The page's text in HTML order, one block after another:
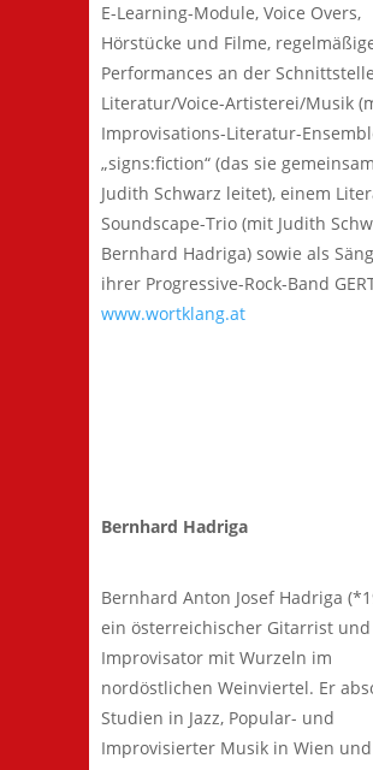
E-Learning-Module, Voice Overs,
Hörstücke und Filme,
Performances an der Schnittstelle
Literatur/Voice-Artisterei/Musik
Improvisations-Literatur-
„signs:fiction“ (das sie
Judith Schwarz leitet), einem
Soundscape-Trio (mit Judith
Bernhard Hadriga) sowie als
ihrer Progressive-Rock-Band
www.wortklang.at
Bernhard Hadriga
Bernhard Anton Josef Hadriga
ein österreichischer Gitarrist und
Improvisator mit Wurzeln im
nordöstlichen Weinviertel. Er
Studien in Jazz, Popular- und
Improvisierter Musik in Wien